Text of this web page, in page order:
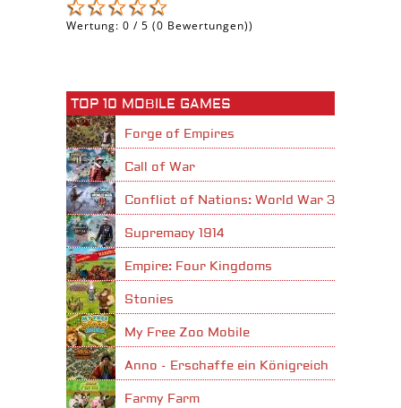
Wertung: 0 / 5 (0 Bewertungen))
TOP 10 MOBILE GAMES
Forge of Empires
Call of War
Conflict of Nations: World War 3
Supremacy 1914
Empire: Four Kingdoms
Stonies
My Free Zoo Mobile
Anno - Erschaffe ein Königreich
Farmy Farm